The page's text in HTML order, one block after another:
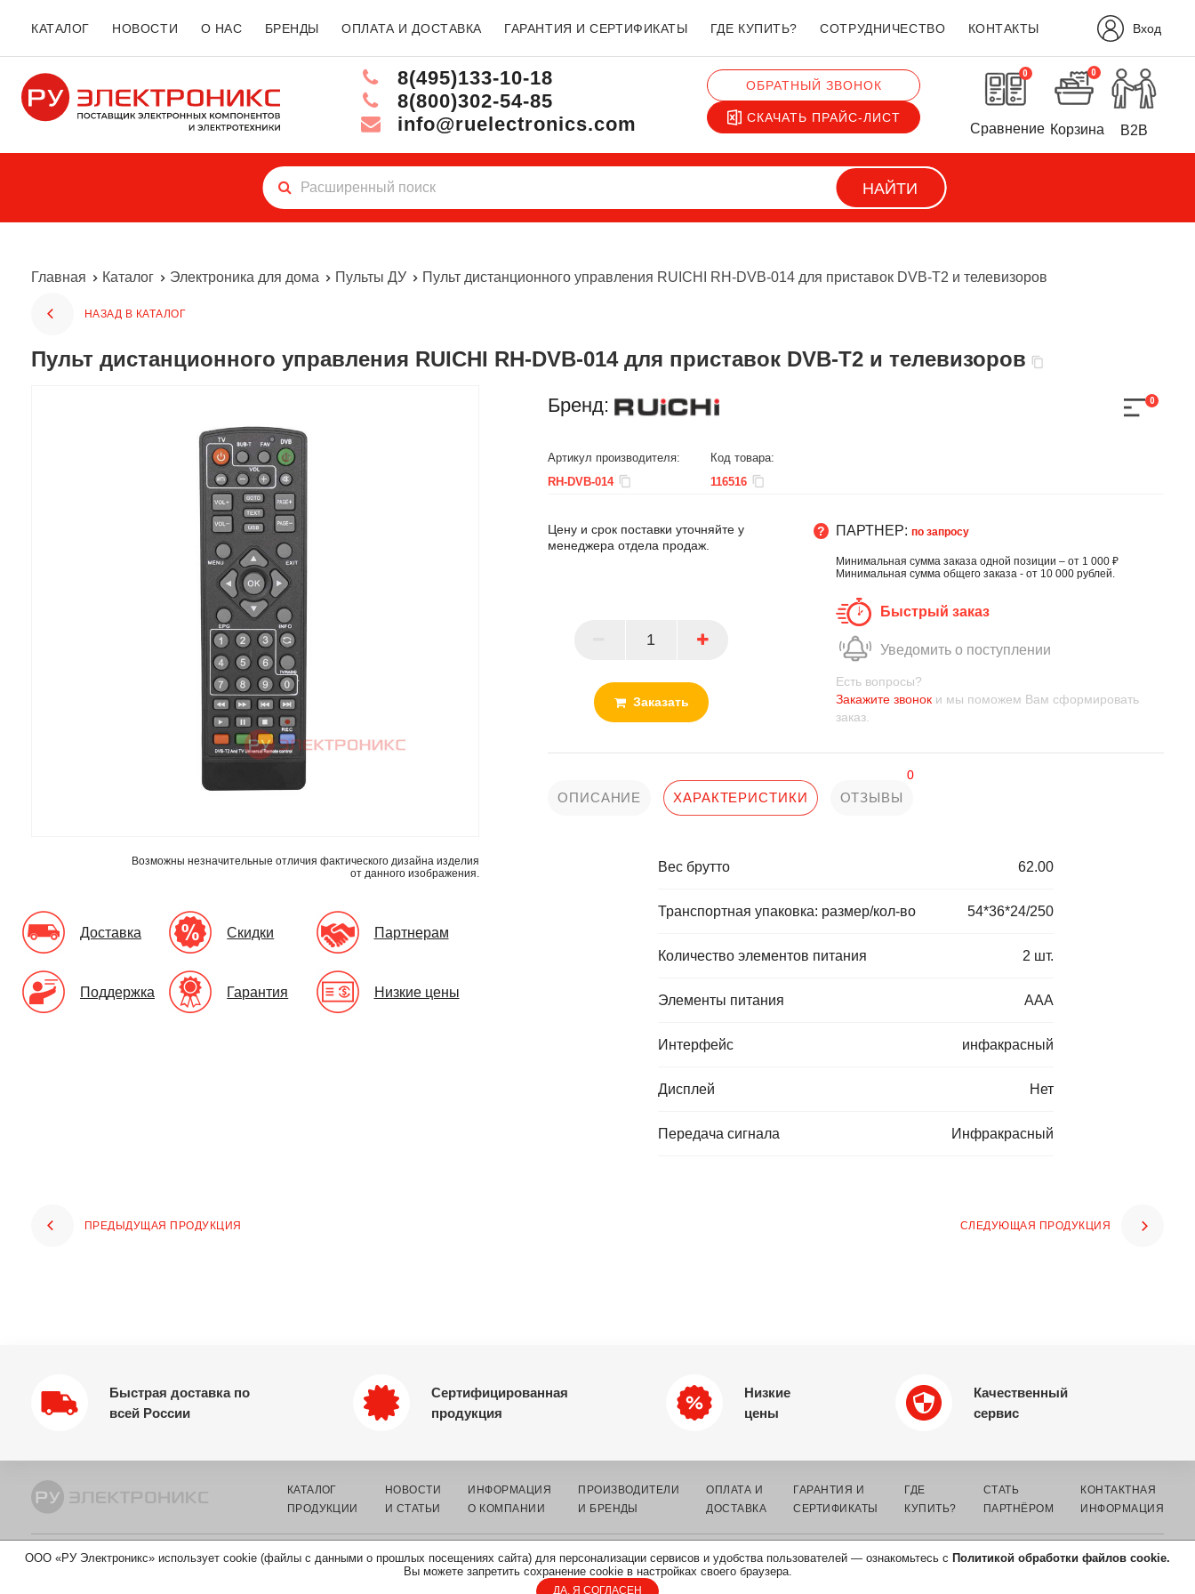
КАТАЛОГ НОВОСТИ О НАС БРЕНДЫ ОПЛАТА И ДОСТАВКА ГАРАНТИЯ И СЕРТИФИКАТЫ ГДЕ КУПИТЬ? СОТРУДНИЧЕСТВО КОНТАКТЫ Вход
8(495)133-10-18
8(800)302-54-85
info@ruelectronics.com
ОБРАТНЫЙ ЗВОНОК
СКАЧАТЬ ПРАЙС-ЛИСТ
0
Сравнение
0
Корзина B2B
НАЙТИ
Главная Каталог Электроника для дома Пульты ДУ Пульт дистанционного управления RUICHI RH-DVB-014 для приставок DVB-Т2 и телевизоров
НАЗАД В КАТАЛОГ
Пульт дистанционного управления RUICHI RH-DVB-014 для приставок DVB-Т2 и телевизоров
Возможны незначительные отличия фактического дизайна изделия
от данного изображения.
Доставка Скидки Партнерам
Поддержка Гарантия Низкие цены
Бренд: 0
Артикул производителя:
RH-DVB-014
Код товара:
116516
Цену и срок поставки уточняйте у
менеджера отдела продаж.
Заказать
ПАРТНЕР: по запросу
Минимальная сумма заказа одной позиции – от 1 000 ₽
Минимальная сумма общего заказа - от 10 000 рублей.
Быстрый заказ
Уведомить о поступлении
Есть вопросы?
Закажите звоноки мы поможем Вам сформировать
заказ.
ОПИСАНИЕ ХАРАКТЕРИСТИКИ ОТЗЫВЫ
0
Вес брутто 62.00
Транспортная упаковка: размер/кол-во 54*36*24/250
Количество элементов питания 2 шт.
Элементы питания AAA
Интерфейс инфакрасный
Дисплей Нет
Передача сигнала Инфракрасный
ПРЕДЫДУЩАЯ ПРОДУКЦИЯ СЛЕДУЮЩАЯ ПРОДУКЦИЯ
Быстрая доставка по
всей России
Сертифицированная
продукция
Низкие
цены
Качественный
сервис
ООО «РУ Электроникс» использует cookie (файлы с данными о прошлых посещениях сайта) для персонализации сервисов и удобства пользователей — ознакомьтесь с Политикой обработки файлов cookie.
Вы можете запретить сохранение cookie в настройках своего браузера.
ДА, Я СОГЛАСЕН
КАТАЛОГ
ПРОДУКЦИИ
НОВОСТИ
И СТАТЬИ
ИНФОРМАЦИЯ
О КОМПАНИИ
ПРОИЗВОДИТЕЛИ
И БРЕНДЫ
ОПЛАТА И
ДОСТАВКА
ГАРАНТИЯ И
СЕРТИФИКАТЫ
ГДЕ
КУПИТЬ?
СТАТЬ
ПАРТНЁРОМ
КОНТАКТНАЯ
ИНФОРМАЦИЯ
© 2002-2026 ООО «РУ ЭЛЕКТРОНИКС» - ОПТОВЫЙ ПОСТАВЩИК ЭЛЕКТРОННЫХ
КАРТА
САЙТА
ПОЛИТИКА ОБРАБОТКИ
ПЕРСОНАЛЬНЫХ ДАННЫХ